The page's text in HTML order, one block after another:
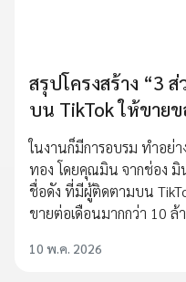
สรุปโครงสร้าง “3
บน TikTok ให้ขาย
ในงานก็มีการอบรม ทำอย่
ทอง โดยคุณมิน จากช่อง มิ
ชื่อดัง ที่มีผู้ติดตามบน
ขายต่อเดือนมากกว่า 10 ล้
10 พ.ค. 2026